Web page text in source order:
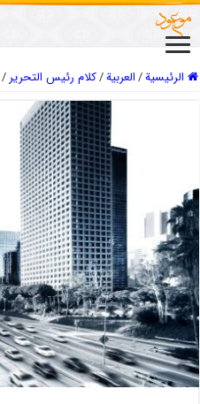
الرئيسية/العربیة/كلام رئيس التحرير/